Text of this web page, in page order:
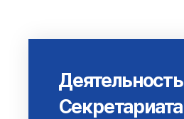
Деятельность
Секретариата